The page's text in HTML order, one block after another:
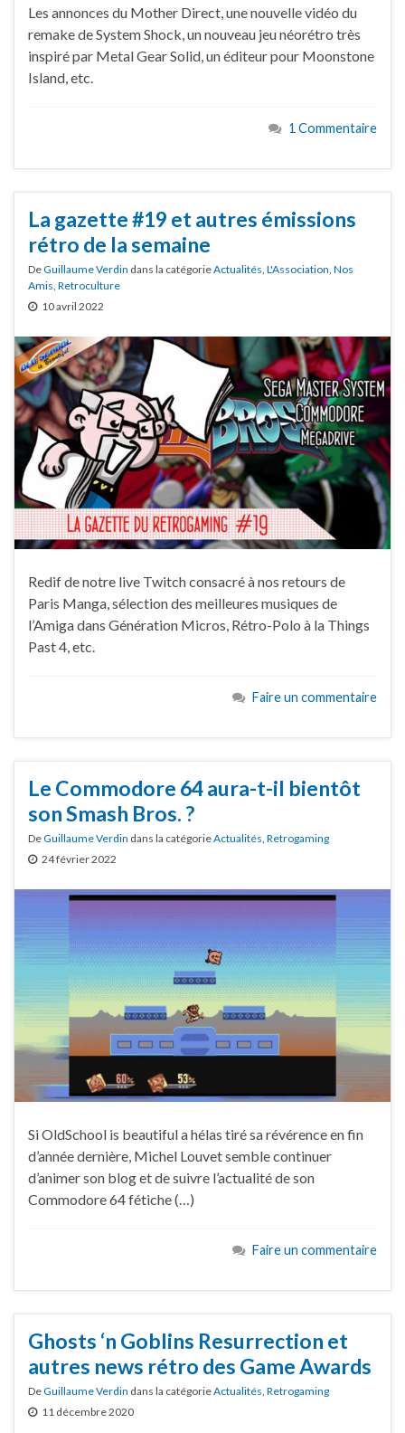
Les annonces du Mother Direct, une nouvelle vidéo du
remake de System Shock, un nouveau jeu néorétro très
inspiré par Metal Gear Solid, un éditeur pour Moonstone
Island, etc.
1 Commentaire
La gazette #19 et autres émissions
rétro de la semaine
DeGuillaume Verdin dans la catégorieActualités, L'Association, Nos
Amis, Retroculture
10 avril 2022
Redif de notre live Twitch consacré à nos retours de
Paris Manga, sélection des meilleures musiques de
l’Amiga dans Génération Micros, Rétro-Polo à la Things
Past 4, etc.
Faire un commentaire
Le Commodore 64 aura-t-il bientôt
son Smash Bros. ?
DeGuillaume Verdin dans la catégorieActualités, Retrogaming
24 février 2022
Si OldSchool is beautiful a hélas tiré sa révérence en fin
d’année dernière, Michel Louvet semble continuer
d’animer son blog et de suivre l’actualité de son
Commodore 64 fétiche (…)
Faire un commentaire
Ghosts ‘n Goblins Resurrection et
autres news rétro des Game Awards
DeGuillaume Verdin dans la catégorieActualités, Retrogaming
11 décembre 2020